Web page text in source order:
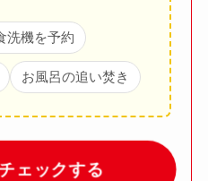
洗機を予約
お風呂の追い焚き
ェックする